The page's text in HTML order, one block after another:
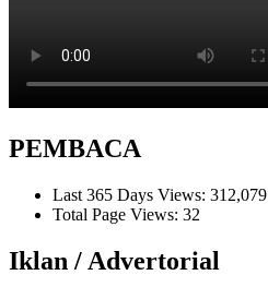
PEMBACA
Last 365 Days Views: 312,079
Total Page Views: 32
Iklan / Advertorial